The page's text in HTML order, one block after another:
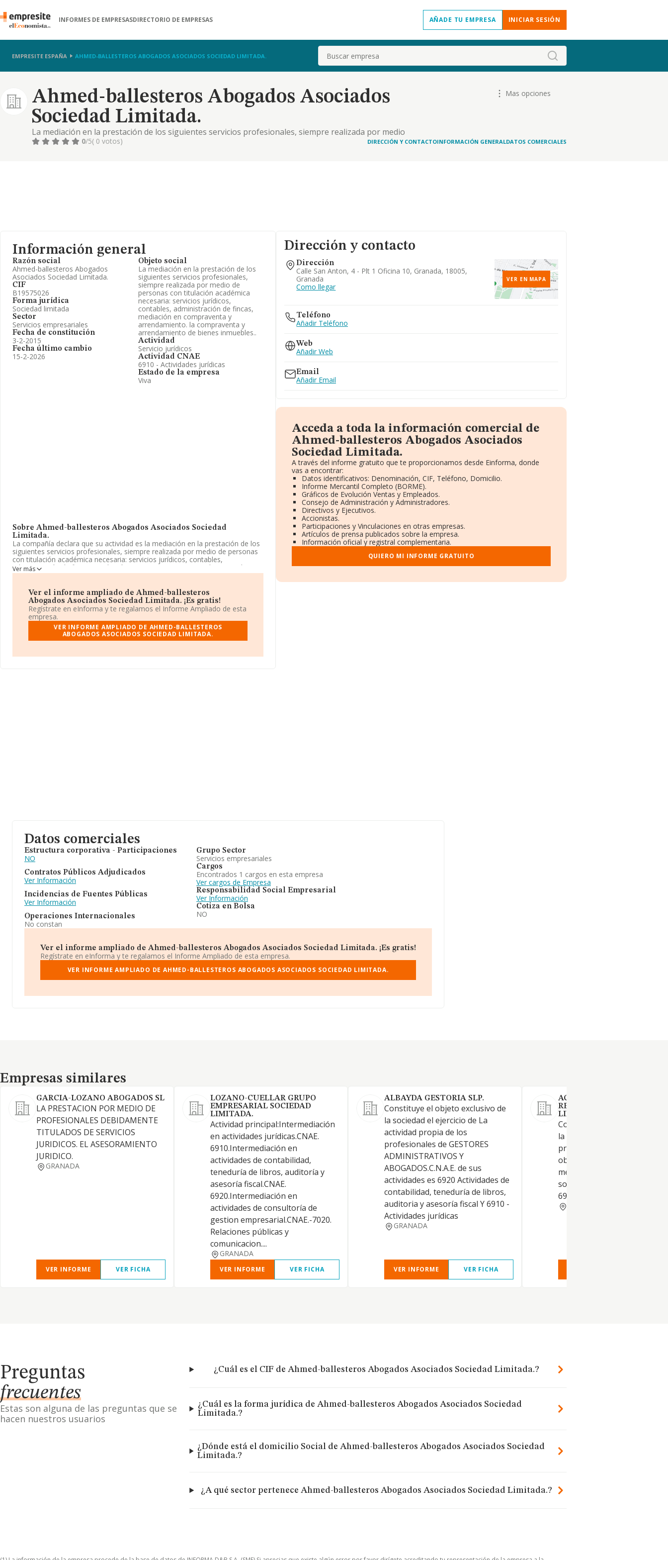
INFORMES DE EMPRESASDIRECTORIO DE EMPRESAS AÑADE TU EMPRESA INICIAR SESIÓN
EMPRESITE ESPAÑA AHMED-BALLESTEROS ABOGADOS ASOCIADOS SOCIEDAD LIMITADA. Buscar
Ahmed-ballesteros Abogados Asociados
Sociedad Limitada.
La mediación en la prestación de los siguientes servicios profesionales, siempre realizada por medio
de personas con titulación académica necesaria: servicios jurídicos, contables, administración de
Mas opciones
0/5( 0 votos) DIRECCIÓN Y CONTACTOINFORMACIÓN GENERALDATOS COMERCIALES
Información general
Razón social
Ahmed-ballesteros Abogados
Asociados Sociedad Limitada.
CIF
B19575026
Forma jurídica
Sociedad limitada
Sector
Servicios empresariales
Fecha de constitución
3-2-2015
Fecha último cambio
15-2-2026
Objeto social
La mediación en la prestación de los
siguientes servicios profesionales,
siempre realizada por medio de
personas con titulación académica
necesaria: servicios jurídicos,
contables, administración de fincas,
mediación en compraventa y
arrendamiento. la compraventa y
arrendamiento de bienes inmuebles..
Actividad
Servicio jurídicos
Actividad CNAE
6910 - Actividades jurídicas
Estado de la empresa
Viva
Sobre Ahmed-ballesteros Abogados Asociados Sociedad
Limitada.
La compañía declara que su actividad es la mediación en la prestación de los
siguientes servicios profesionales, siempre realizada por medio de personas
con titulación académica necesaria: servicios jurídicos, contables,
administración de fincas, mediación en compraventa y arrendamiento. la
compraventa y arrendamiento de bienes inmuebles. La sociedad está inscrita
como 'Actividades jurídicas', código 6910. La sociedad no tiene actividad en
mercados exteriores.
La empresa española
Ahmed-ballesteros Abogados Asociados
Sociedad Limitada, con CIF B19575026, tiene domicilio fiscal en Calle San
Anton núm. 4 Plt 1 Oficina 10, (18005), Granada, Andalucía.
compañías, la facturación en el ámbito nacional alcanza los 6.290 millones de
Ver más
Ver el informe ampliado de Ahmed-ballesteros
Abogados Asociados Sociedad Limitada. ¡Es gratis!
Regístrate en eInforma y te regalamos el Informe Ampliado de esta
empresa.
VER INFORME AMPLIADO DE AHMED-BALLESTEROS
ABOGADOS ASOCIADOS SOCIEDAD LIMITADA.
Dirección y contacto
Dirección
Calle San Anton, 4 - Plt 1 Oficina 10, Granada, 18005,
Granada
Como llegar
VER EN MAPA
Teléfono
Añadir Teléfono
Web
Añadir Web
Email
Añadir Email
Acceda a toda la información comercial de
Ahmed-ballesteros Abogados Asociados
Sociedad Limitada.
A través del informe gratuito que te proporcionamos desde Einforma, donde
vas a encontrar:
Datos identificativos: Denominación, CIF, Teléfono, Domicilio.
Informe Mercantil Completo (BORME).
Gráficos de Evolución Ventas y Empleados.
Consejo de Administración y Administradores.
Directivos y Ejecutivos.
Accionistas.
Participaciones y Vinculaciones en otras empresas.
Artículos de prensa publicados sobre la empresa.
Información oficial y registral complementaria.
QUIERO MI INFORME GRATUITO
Datos comerciales
Estructura corporativa - Participaciones
NO
Contratos Públicos Adjudicados
Ver Información
Incidencias de Fuentes Públicas
Ver Información
Operaciones Internacionales
No constan
Grupo Sector
Servicios empresariales
Cargos
Encontrados 1 cargos en esta empresa
Ver cargos de Empresa
Responsabilidad Social Empresarial
Ver Información
Cotiza en Bolsa
NO
Ver el informe ampliado de Ahmed-ballesteros Abogados Asociados Sociedad Limitada. ¡Es gratis!
Regístrate en eInforma y te regalamos el Informe Ampliado de esta empresa.
VER INFORME AMPLIADO DE AHMED-BALLESTEROS ABOGADOS ASOCIADOS SOCIEDAD LIMITADA.
Empresas similares
Empresas similares
GARCIA-LOZANO ABOGADOS SL
LA PRESTACION POR MEDIO DE
PROFESIONALES DEBIDAMENTE
TITULADOS DE SERVICIOS
JURIDICOS. EL ASESORAMIENTO
JURIDICO.
GRANADA
VER INFORME VER FICHA
LOZANO-CUELLAR GRUPO
EMPRESARIAL SOCIEDAD
LIMITADA.
Actividad principal:Intermediación
en actividades jurídicas.CNAE.
6910.Intermediación en
actividades de contabilidad,
teneduría de libros, auditoría y
asesoría fiscal.CNAE.
6920.Intermediación en
actividades de consultoría de
gestion empresarial.CNAE.-7020.
Relaciones públicas y
comunicacion....
GRANADA
VER INFORME VER FICHA
ALBAYDA GESTORIA SLP.
Constituye el objeto exclusivo de
la sociedad el ejercicio de La
actividad propia de los
profesionales de GESTORES
ADMINISTRATIVOS Y
ABOGADOS.C.N.A.E. de sus
actividades es 6920 Actividades de
contabilidad, teneduría de libros,
auditoria y asesoría fiscal Y 6910 -
Actividades jurídicas
GRANADA
VER INFORME VER FICHA
ACCION LEGAL
RECLAMACIONES
LIMITADA PROFESIONAL.
Constituye el objeto de la
la actividad propia de los
profesionales de la
objeto social podrá
mediante su participación
sociedades profesionales.
6910: Actividades jurídicas
Preguntas
frecuentes
Estas son alguna de las preguntas que se
hacen nuestros usuarios
¿Cuál es el CIF de Ahmed-ballesteros Abogados Asociados Sociedad Limitada.?
¿Cuál es la forma jurídica de Ahmed-ballesteros Abogados Asociados Sociedad
Limitada.?
¿Dónde está el domicilio Social de Ahmed-ballesteros Abogados Asociados Sociedad
Limitada.?
¿A qué sector pertenece Ahmed-ballesteros Abogados Asociados Sociedad Limitada.?